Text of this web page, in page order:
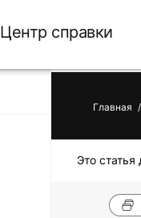
Центр справки
Главная /
Это статья